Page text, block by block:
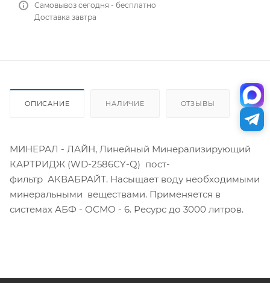
Самовывоз сегодня - бесплатно
Доставка завтра
ОПИСАНИЕ НАЛИЧИЕ ОТЗЫВЫ
МИНЕРАЛ - ЛАЙН, Линейный Минерализирующий
КАРТРИДЖ (WD-2586CY-Q) пост-
фильтр АКВАБРАЙТ. Насыщает воду необходимыми
минеральными веществами. Применяется в
системах АБФ - ОСМО - 6. Ресурс до 3000 литров.